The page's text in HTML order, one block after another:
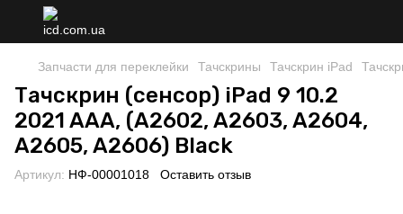
Запчасти для переклейки Тачскрины Тачскрин iPad
Тачскрин (сенсор) iPad 9 10.2
2021 AAA, (A2602, A2603, A2604,
A2605, A2606) Black
Артикул: НФ-00001018 Оставить отзыв